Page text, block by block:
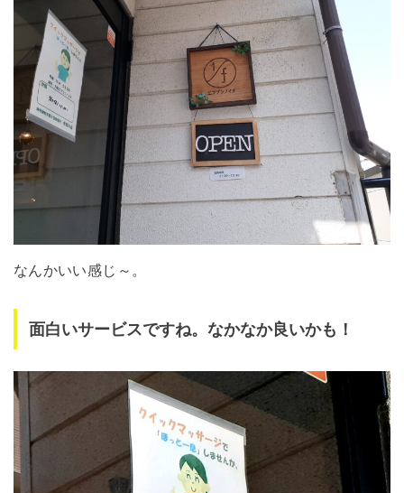
なんかいい感じ～。
面白いサービスですね。なかなか良いかも！